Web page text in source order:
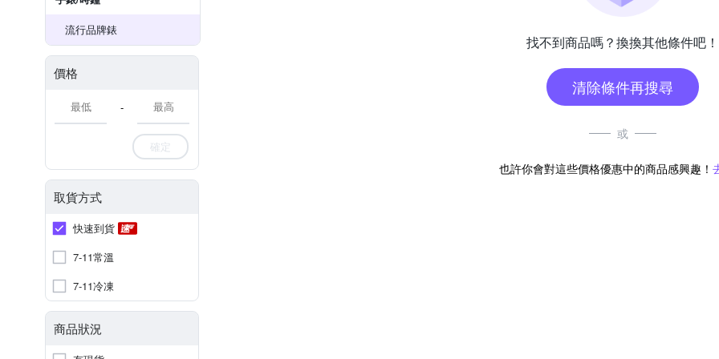
流行品牌錶
價格
-
確定
取貨方式
快速到貨
7-11常溫
7-11冷凍
商品狀況
找不到商品嗎？換換其他條件吧！
清除條件再搜尋
或
也許你會對這些價格優惠中的商品感興趣！